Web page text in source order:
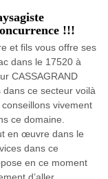
!!!
et fils vous offre ses
dans le 17520 à
CASSAGRAND
dans ce secteur voilà
vivement
ce domaine.
en œuvre dans le
dans ce
en ce moment
d’aller